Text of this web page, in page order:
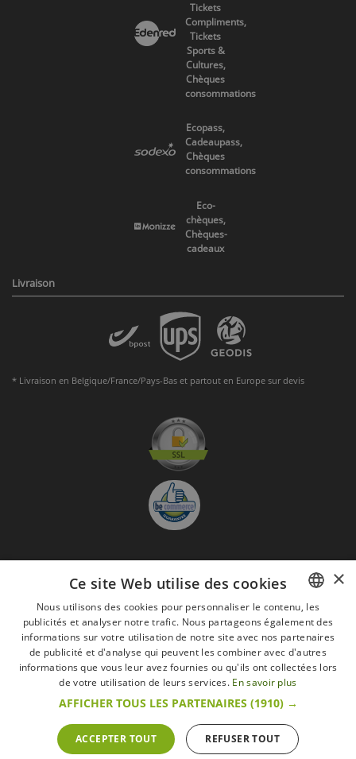
Tickets
Compliments,
Tickets
Sports &
Cultures,
Chèques
consommations
Ecopass,
Cadeaupass,
Chèques
consommations
Eco-
chèques,
Chèques-
cadeaux
Livraison
* Livraison en Belgique/France/Pays-Bas et partout en Europe sur devis
S'abonner à la Newsletter
Je suis d'accord avec les Mentions légales
Toutes les marques Conditions générales
Mentions légales
Retour & Droit de rétractation
FAQ Recrutement
s'entendent toutes taxes comprises.
Conformément au livre VI « Pratiques du marché et protection du consommateur » du
Code belge de droit économique.
Le Client agissant en tant que consommateur dispose d’un droit de
FRENCH
DUTCH
×
Ce site Web utilise des cookies
Nous utilisons des cookies pour personnaliser le contenu, les
publicités et analyser notre trafic. Nous partageons également des
informations sur votre utilisation de notre site avec nos partenaires
de publicité et d'analyse qui peuvent les combiner avec d'autres
informations que vous leur avez fournies ou qu'ils ont collectées lors
de votre utilisation de leurs services. En savoir plus
AFFICHER TOUS LES PARTENAIRES (1910) →
ACCEPTER TOUT REFUSER TOUT